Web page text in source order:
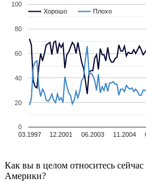
03.1997 12.2001 06.2003 11.2004
0
20
40
60
80
100
Хорошо
Хорошо Плохо
Плохо
Как вы в целом относитесь
Америки?